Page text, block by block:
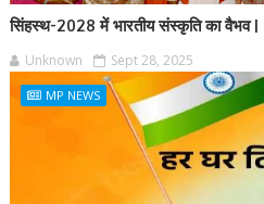
सिंहस्थ-2028 में भारतीय संस्कृति का
Unknown Sept 28, 2025
MP NEWS